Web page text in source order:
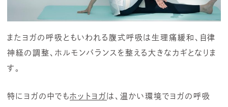
またヨガの呼吸ともいわれる腹式呼吸は生理痛緩和、自律
神経の調整、ホルモンバランスを整える大きなカギとなりま
す。
特にヨガの中でもホットヨガ は、温かい環境でヨガの呼吸